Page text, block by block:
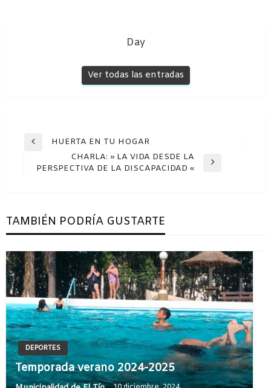
Day
Ver todas las entradas
Navegación
entradas
EntradaHUERTA EN TU HOGAR
Entrada
CHARLA: » LA VIDA DESDE LA
PERSPECTIVA DE LA DISCAPACIDAD «
TAMBIÉN PODRÍA GUSTARTE
DEPORTES
Temporada verano 2024-2025